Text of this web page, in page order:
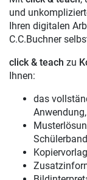
und
Ihren digitalen
C.C.Buchner
click & teach zu
Ihnen:
das
Anwendung,